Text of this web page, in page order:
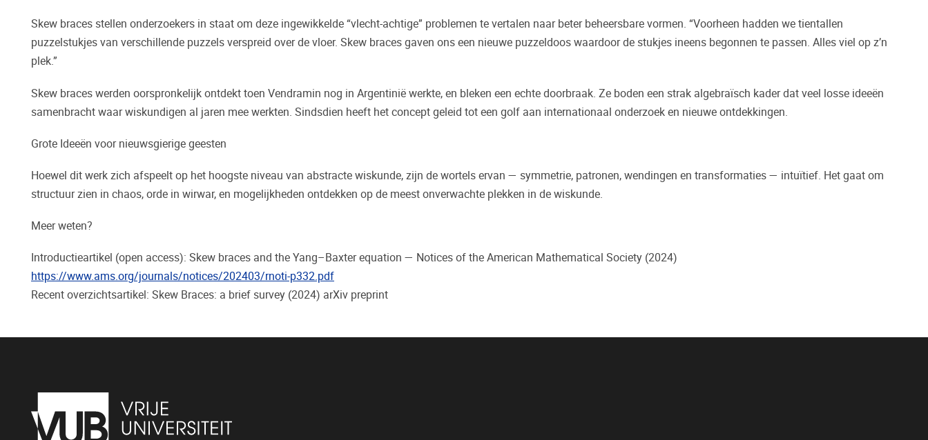
Skew braces stellen onderzoekers in staat om deze ingewikkelde “vlecht-achtige” problemen te vertalen naar beter beheersbare vormen. “Voorheen hadden we tientallen
puzzelstukjes van verschillende puzzels verspreid over de vloer. Skew braces gaven ons een nieuwe puzzeldoos waardoor de stukjes ineens begonnen te passen. Alles viel op z’n
plek.”
Skew braces werden oorspronkelijk ontdekt toen Vendramin nog in Argentinië werkte, en bleken een echte doorbraak. Ze boden een strak algebraïsch kader dat veel losse ideeën
samenbracht waar wiskundigen al jaren mee werkten. Sindsdien heeft het concept geleid tot een golf aan internationaal onderzoek en nieuwe ontdekkingen.
Grote Ideeën voor nieuwsgierige geesten
Hoewel dit werk zich afspeelt op het hoogste niveau van abstracte wiskunde, zijn de wortels ervan — symmetrie, patronen, wendingen en transformaties — intuïtief. Het gaat om
structuur zien in chaos, orde in wirwar, en mogelijkheden ontdekken op de meest onverwachte plekken in de wiskunde.
Meer weten?
Introductieartikel (open access): Skew braces and the Yang–Baxter equation — Notices of the American Mathematical Society (2024)
https://www.ams.org/journals/notices/202403/rnoti-p332.pdf
Recent overzichtsartikel: Skew Braces: a brief survey (2024) arXiv preprint